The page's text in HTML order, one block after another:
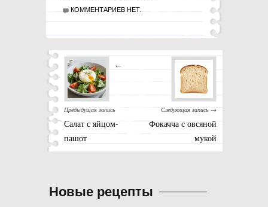
КОММЕНТАРИЕВ НЕТ.
←
Предыдущая запись
Салат с яйцом-
пашот
Следующая запись →
Фокачча с овсяной
мукой
Новые рецепты